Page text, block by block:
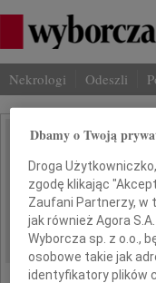
Nekrologi Odeszli
IMIĘ I NAZWISKO:
REGION:
DATA EMISJI:
Dbamy o Twoją
Droga
zgodę klikając
Zaufani Partnerzy, w
jak również Agora
Wyborcza sp. z o.o.,
osobowe takie jak
identyfikatory plików